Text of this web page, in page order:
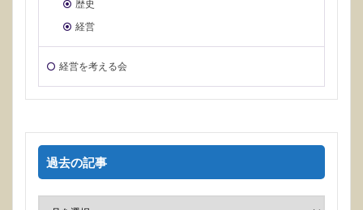
歴史
経営
経営を考える会
過去の記事